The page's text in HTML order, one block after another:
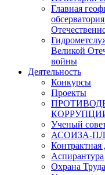
Главная
Великой
войны
Деятельность
Конкурсы
Проекты
Ученый
АСОИЗА-
Контрактная
Аспирантура
Охрана Труда